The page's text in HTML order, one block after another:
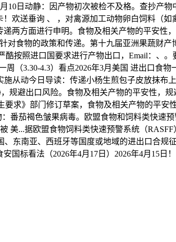
10日动静：因产物初次被检不及格。查抄产
欢送垂询 、 ，对禽源加工动物卵白饲料（
两方面进行申明。食物及相关产物的平安性
对食物的政策和传递。第十九届亚洲果蔬财产
按照进口国要求进行产物出口，Email：、
（3.30-4.3）看点2026年3月美国 进出口食物
从动今日导读：传递小杨生煎包子皮放抹布
规避出口风险。食物及相关产物的平安性，
求》部门修订草案，食物及相关产物的平安
番茄褐色皱果病毒。欧盟食物和饲料类快速
美...据欧盟食物饲料类快速预警系统（RASFF
东南亚、西班牙等国度或地域的进出口合规
标看法（2026年4月17日）2026年4月15日！